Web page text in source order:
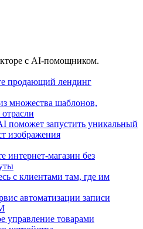
с AI-помощником.
продающий лендинг
множества шаблонов,
поможет запустить уникальный
изображения
интернет-магазин без
с клиентами там, где им
автоматизации записи
управление товарами